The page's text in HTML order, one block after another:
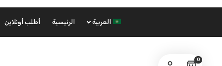
العربية الرئيسية أطلب أونلاين
0